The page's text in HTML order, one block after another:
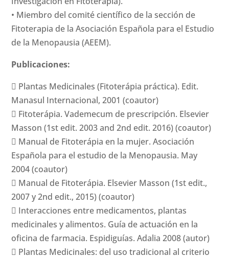
• Miembro del comité científico de la sección de
Fitoterapia de la Asociación Española para el Estudio
de la Menopausia (AEEM).
Publicaciones:
 Plantas Medicinales (Fitoterápia práctica). Edit.
Manasul Internacional, 2001 (coautor)
 Fitoterápia. Vademecum de prescripción. Elsevier
Masson (1st edit. 2003 and 2nd edit. 2016) (coautor)
 Manual de Fitoterápia en la mujer. Asociación
Española para el estudio de la Menopausia. May
2004 (coautor)
 Manual de Fitoterápia. Elsevier Masson (1st edit.,
2007 y 2nd edit., 2015) (coautor)
 Interacciones entre medicamentos, plantas
medicinales y alimentos. Guía de actuación en la
oficina de farmacia. Espidiguías. Adalia 2008 (autor)
 Plantas Medicinales: del uso tradicional al criterio